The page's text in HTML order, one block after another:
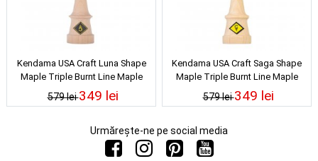
Kendama USA Craft Luna Shape
Maple Triple Burnt Line Maple
579 lei349 lei
Kendama USA Craft Saga Shape
Maple Triple Burnt Line Maple
579 lei349 lei
Urmărește-ne pe social media